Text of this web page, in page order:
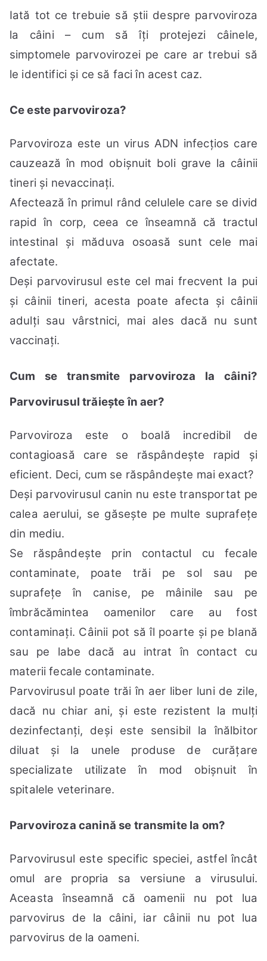
Iată tot ce trebuie să știi despre parvoviroza
la câini – cum să îți protejezi câinele,
simptomele parvovirozei pe care ar trebui să
le identifici și ce să faci în acest caz.
Ce este parvoviroza?
Parvoviroza este un virus ADN infecțios care
cauzează în mod obișnuit boli grave la câinii
tineri și nevaccinați.
Afectează în primul rând celulele care se divid
rapid în corp, ceea ce înseamnă că tractul
intestinal și măduva osoasă sunt cele mai
afectate.
Deși parvovirusul este cel mai frecvent la pui
și câinii tineri, acesta poate afecta și câinii
adulți sau vârstnici, mai ales dacă nu sunt
vaccinați.
Cum se transmite parvoviroza la câini?
Parvovirusul trăiește în aer?
Parvoviroza este o boală incredibil de
contagioasă care se răspândește rapid și
eficient. Deci, cum se răspândește mai exact?
Deși parvovirusul canin nu este transportat pe
calea aerului, se găsește pe multe suprafețe
din mediu.
Se răspândește prin contactul cu fecale
contaminate, poate trăi pe sol sau pe
suprafețe în canise, pe mâinile sau pe
îmbrăcămintea oamenilor care au fost
contaminați. Câinii pot să îl poarte și pe blană
sau pe labe dacă au intrat în contact cu
materii fecale contaminate.
Parvovirusul poate trăi în aer liber luni de zile,
dacă nu chiar ani, și este rezistent la mulți
dezinfectanți, deși este sensibil la înălbitor
diluat și la unele produse de curățare
specializate utilizate în mod obișnuit în
spitalele veterinare.
Parvoviroza canină se transmite la om?
Parvovirusul este specific speciei, astfel încât
omul are propria sa versiune a virusului.
Aceasta înseamnă că oamenii nu pot lua
parvovirus de la câini, iar câinii nu pot lua
parvovirus de la oameni.